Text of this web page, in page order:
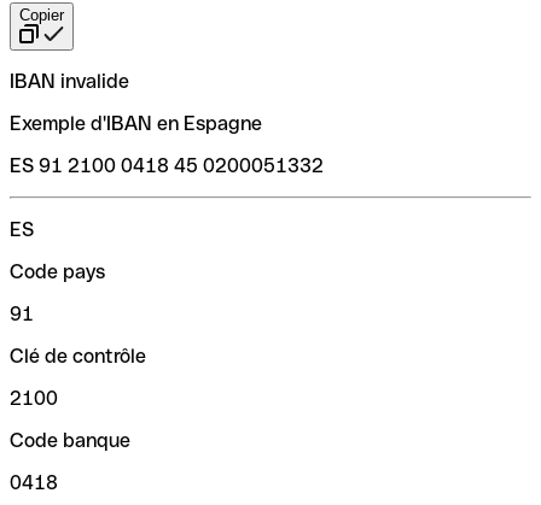
Copier
IBAN invalide
Exemple d'IBAN en Espagne
ES 91 2100 0418 45 0200051332
ES
Code pays
91
Clé de contrôle
2100
Code banque
0418